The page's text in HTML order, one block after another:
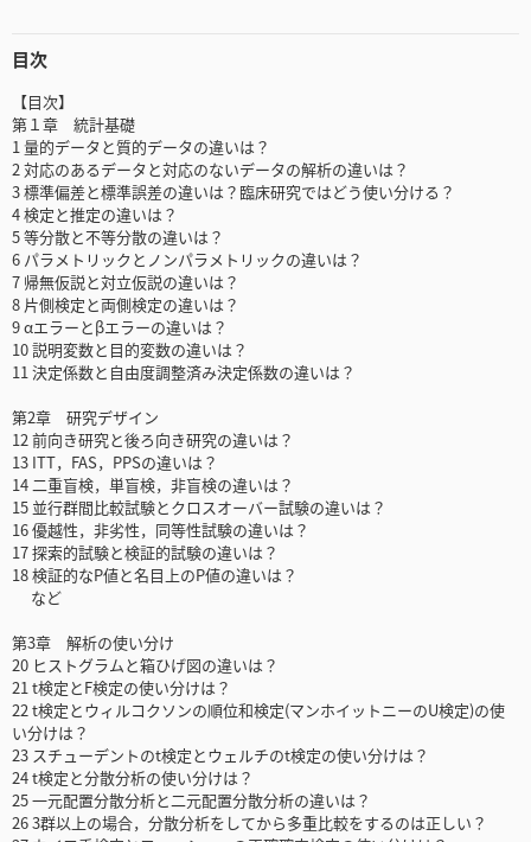
目次
【目次】
第１章 統計基礎
1 量的データと質的データの違いは？
2 対応のあるデータと対応のないデータの解析の違いは？
3 標準偏差と標準誤差の違いは？臨床研究ではどう使い分ける？
4 検定と推定の違いは？
5 等分散と不等分散の違いは？
6 パラメトリックとノンパラメトリックの違いは？
7 帰無仮説と対立仮説の違いは？
8 片側検定と両側検定の違いは？
9 αエラーとβエラーの違いは？
10 説明変数と目的変数の違いは？
11 決定係数と自由度調整済み決定係数の違いは？
第2章 研究デザイン
12 前向き研究と後ろ向き研究の違いは？
13 ITT，FAS，PPSの違いは？
14 二重盲検，単盲検，非盲検の違いは？
15 並行群間比較試験とクロスオーバー試験の違いは？
16 優越性，非劣性，同等性試験の違いは？
17 探索的試験と検証的試験の違いは？
18 検証的なP値と名目上のP値の違いは？
など
第3章 解析の使い分け
20 ヒストグラムと箱ひげ図の違いは？
21 t検定とF検定の使い分けは？
22 t検定とウィルコクソンの順位和検定(マンホイットニーのU検定)の使
い分けは？
23 スチューデントのt検定とウェルチのt検定の使い分けは？
24 t検定と分散分析の使い分けは？
25 一元配置分散分析と二元配置分散分析の違いは？
26 3群以上の場合，分散分析をしてから多重比較をするのは正しい？